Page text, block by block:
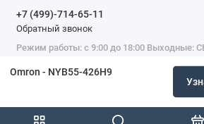
Omron - NYB55-426H9
+7 (499)-714-65-11
Обратный звонок
Режим работы: с 9:00 до 18:00 Выходные: